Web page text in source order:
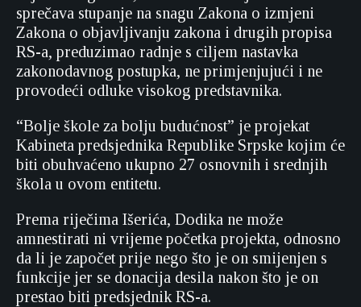
sprečava stupanje na snagu Zakona o izmjeni
Zakona o objavljivanju zakona i drugih propisa
RS-a, preduzimao radnje s ciljem nastavka
zakonodavnog postupka, ne primjenjujući i ne
provodeći odluke visokog predstavnika.
“Bolje škole za bolju budućnost” je projekat
Kabineta predsjednika Republike Srpske kojim će
biti obuhvaćeno ukupno 27 osnovnih i srednjih
škola u ovom entitetu.
Prema riječima Išerića, Dodika ne može
amnestirati ni vrijeme početka projekta, odnosno
da li je započet prije nego što je on smijenjen s
funkcije jer se donacija desila nakon što je on
prestao biti predsjednik RS-a.